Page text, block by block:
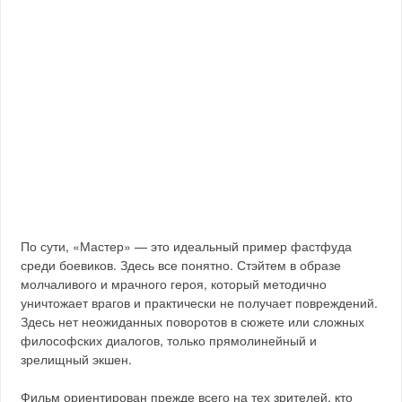
По сути, «Мастер» — это идеальный пример фастфуда
среди боевиков. Здесь все понятно. Стэйтем в образе
молчаливого и мрачного героя, который методично
уничтожает врагов и практически не получает повреждений.
Здесь нет неожиданных поворотов в сюжете или сложных
философских диалогов, только прямолинейный и
зрелищный экшен.
Фильм ориентирован прежде всего на тех зрителей, кто